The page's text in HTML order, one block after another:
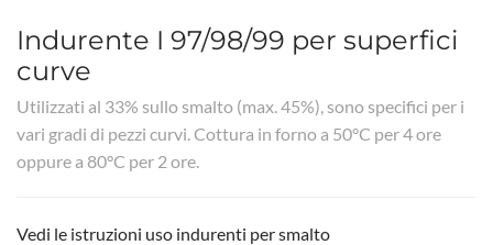
Indurente I 97/98/99 per superfici
curve
Utilizzati al 33% sullo smalto (max. 45%), sono specifici per i
vari gradi di pezzi curvi. Cottura in forno a 50°C per 4 ore
oppure a 80°C per 2 ore.
Vedi le istruzioni uso indurenti per smalto